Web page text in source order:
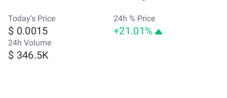
Today’s Price
$ 0.0015
24h % Price
+21.01%
24h Volume
$ 346.5K